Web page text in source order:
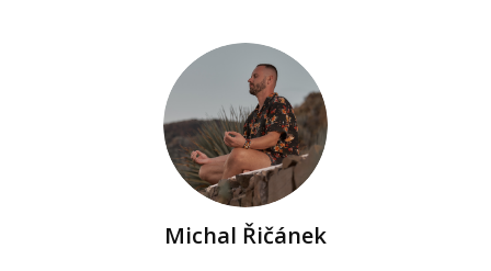
Michal Řičánek